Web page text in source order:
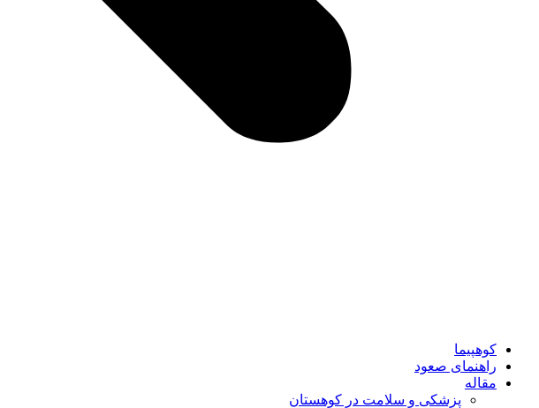
کوهپیما
راهنمای صعود
مقاله
پزشکی و سلامت در کوهستان